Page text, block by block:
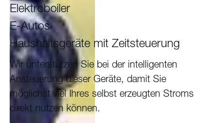
Elektroboiler
E-Autos
Haushaltsgeräte mit Zeitsteuerung
Wir unterstützen Sie bei der intelligenten
Ansteuerung dieser Geräte, damit Sie
möglichst viel Ihres selbst erzeugten Stroms
direkt nutzen können.